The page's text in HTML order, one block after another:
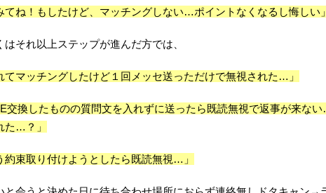
てね！もしたけど、マッチングしない…ポイントなくなるし悔しい」
はそれ以上ステップが進んだ方では、
てマッチングしたけど１回メッセ送っただけで無視された…」
交換したものの質問文を入れずに送ったら既読無視で返事が来な
た…？」
約束取り付けようとしたら既読無視…」